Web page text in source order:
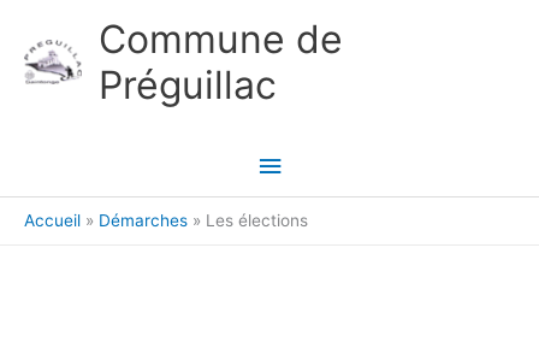
Commune de
Préguillac
Menu
principal
Accueil Démarches Les élections